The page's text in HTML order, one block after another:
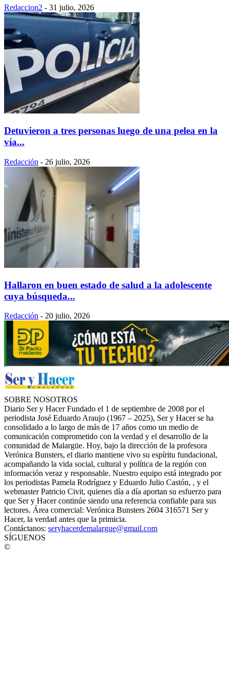
Redaccion2 - 31 julio, 2026
Detuvieron a tres personas luego de una pelea en la
vía...
Redacción - 26 julio, 2026
Hallaron en buen estado de salud a la adolescente
cuya búsqueda...
Redacción - 20 julio, 2026
SOBRE NOSOTROS
Diario Ser y Hacer Fundado el 1 de septiembre de 2008 por el
periodista José Eduardo Araujo (1967 – 2025), Ser y Hacer se ha
consolidado a lo largo de más de 17 años como un medio de
comunicación comprometido con la verdad y el desarrollo de la
comunidad de Malargüe. Hoy, bajo la dirección de la profesora
Verónica Bunsters, el diario mantiene vivo su espíritu fundacional,
acompañando la vida social, cultural y política de la región con
información veraz y responsable. Nuestro equipo está integrado por
los periodistas Pamela Rodríguez y Eduardo Julio Castón, , y el
webmaster Patricio Civit, quienes día a día aportan su esfuerzo para
que Ser y Hacer continúe siendo una referencia confiable para sus
lectores. Área comercial: Verónica Bunsters 2604 316571 Ser y
Hacer, la verdad antes que la primicia.
Contáctanos: seryhacerdemalargue@gmail.com
SÍGUENOS
©